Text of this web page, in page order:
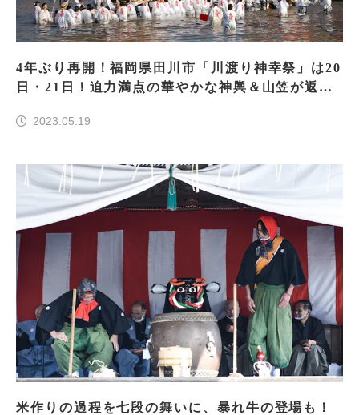
4年ぶり再開！福岡県田川市「川渡り神幸祭」は20
日・21日！迫力満点の華やかな神輿＆山笠が返っ
2023.05.19
米作りの過程を七段の舞いに、暴れ牛の登場も！